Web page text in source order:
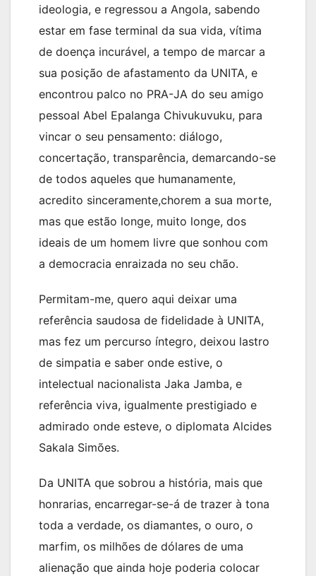
ideologia, e regressou a Angola, sabendo
estar em fase terminal da sua vida, vítima
de doença incurável, a tempo de marcar a
sua posição de afastamento da UNITA, e
encontrou palco no PRA-JA do seu amigo
pessoal Abel Epalanga Chivukuvuku, para
vincar o seu pensamento: diálogo,
concertação, transparência, demarcando-se
de todos aqueles que humanamente,
acredito sinceramente,chorem a sua morte,
mas que estão longe, muito longe, dos
ideais de um homem livre que sonhou com
a democracia enraizada no seu chão.
Permitam-me, quero aqui deixar uma
referência saudosa de fidelidade à UNITA,
mas fez um percurso íntegro, deixou lastro
de simpatia e saber onde estive, o
intelectual nacionalista Jaka Jamba, e
referência viva, igualmente prestigiado e
admirado onde esteve, o diplomata Alcides
Sakala Simões.
Da UNITA que sobrou a história, mais que
honrarias, encarregar-se-á de trazer à tona
toda a verdade, os diamantes, o ouro, o
marfim, os milhões de dólares de uma
alienação que ainda hoje poderia colocar